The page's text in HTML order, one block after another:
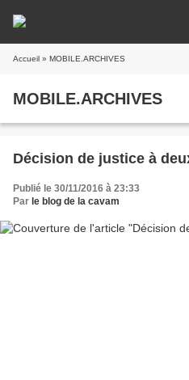
Accueil » MOBILE.ARCHIVES
MOBILE.ARCHIVES
Décision de justice à
Publié le 30/11/2016 à 23:33
Par le blog de la cavam